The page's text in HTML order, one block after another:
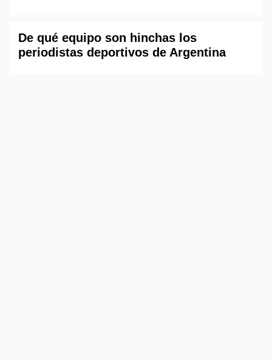
De qué equipo son hinchas los
periodistas deportivos de Argentina